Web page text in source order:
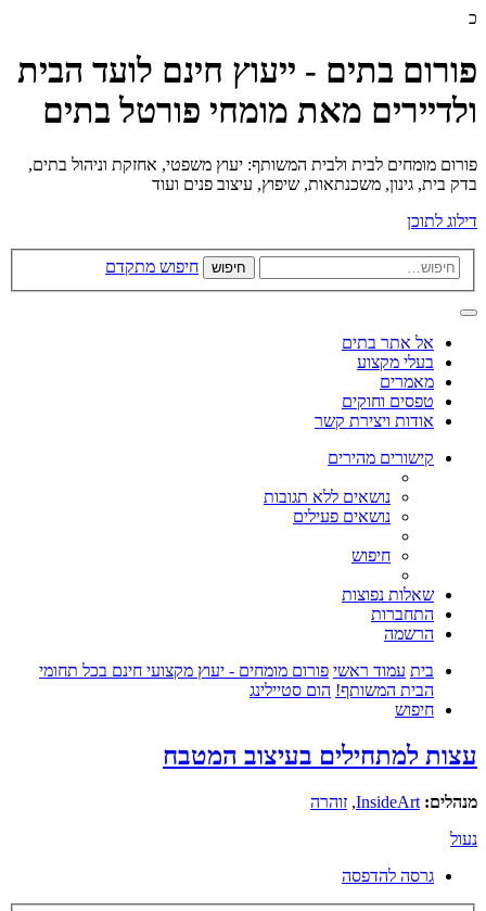
כ
פורום בתים - ייעוץ חינם לועד הבית
ולדיירים מאת מומחי פורטל בתים
פורום מומחים לבית ולבית המשותף: יעוץ משפטי, אחזקת וניהול בתים,
בדק בית, גינון, משכנתאות, שיפוץ, עיצוב פנים ועוד
דילוג לתוכן
חיפוש חיפוש מתקדם
אל אתר בתים
בעלי מקצוע
מאמרים
טפסים וחוקים
אודות ויצירת קשר
קישורים מהירים
נושאים ללא תגובות
נושאים פעילים
חיפוש
שאלות נפוצות
התחברות
הרשמה
בית עמוד ראשי פורום מומחים - יעוץ מקצועי חינם בכל תחומי
הבית המשותף! הום סטיילינג
חיפוש
עצות למתחילים בעיצוב המטבח
מנהלים: InsideArt
, זוהרה
נעול
גרסה להדפסה